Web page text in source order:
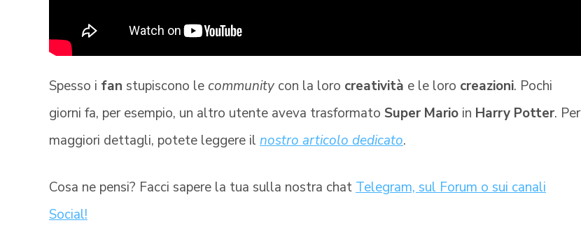
Spesso i fan stupiscono le community con la loro creatività e le loro creazioni. Pochi
giorni fa, per esempio, un altro utente aveva trasformato Super Mario in Harry Potter. Per
maggiori dettagli, potete leggere il nostro articolo dedicato.
Cosa ne pensi? Facci sapere la tua sulla nostra chat Telegram, sul Forum o sui canali
Social!